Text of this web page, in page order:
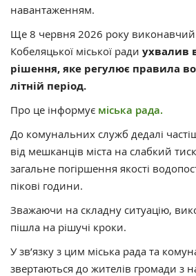
навантаженням.
Ще 8 червня 2026 року виконавчий
Кобеляцької міської ради ухвалив
рішення, яке регулює правила
літній період.
Про це інформує міська рада.
До комунальних служб дедалі
від мешканців міста на слабкий
загальне погіршення якості
пікові години.
Зважаючи на складну ситуацію,
пішла на рішучі кроки.
У зв’язку з цим міська рада та
звертаються до жителів громади з